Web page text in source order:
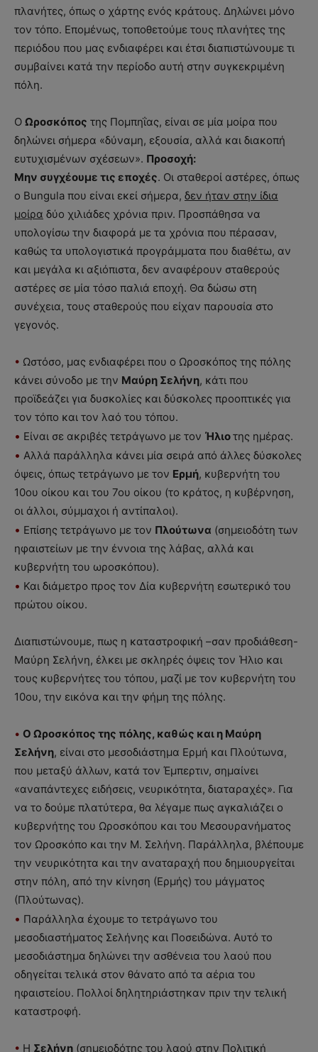
πλανήτες, όπως ο χάρτης ενός κράτους. Δηλώνει μόνο
τον τόπο. Επομένως, τοποθετούμε τους πλανήτες της
περιόδου που μας ενδιαφέρει και έτσι διαπιστώνουμε τι
συμβαίνει κατά την περίοδο αυτή στην συγκεκριμένη
πόλη.
Ο Ωροσκόπος της Πομπηΐας, είναι σε μία μοίρα που
δηλώνει σήμερα «δύναμη, εξουσία, αλλά και διακοπή
ευτυχισμένων σχέσεων». Προσοχή:
Μην συγχέουμε τις εποχές. Οι σταθεροί αστέρες, όπως
ο Bungula που είναι εκεί σήμερα, δεν ήταν στην ίδια
μοίρα δύο χιλιάδες χρόνια πριν. Προσπάθησα να
υπολογίσω την διαφορά με τα χρόνια που πέρασαν,
καθώς τα υπολογιστικά προγράμματα που διαθέτω, αν
και μεγάλα κι αξιόπιστα, δεν αναφέρουν σταθερούς
αστέρες σε μία τόσο παλιά εποχή. Θα δώσω στη
συνέχεια, τους σταθερούς που είχαν παρουσία στο
γεγονός.
• Ωστόσο, μας ενδιαφέρει που ο Ωροσκόπος της πόλης
κάνει σύνοδο με την Μαύρη Σελήνη, κάτι που
προϊδεάζει για δυσκολίες και δύσκολες προοπτικές για
τον τόπο και τον λαό του τόπου.
• Είναι σε ακριβές τετράγωνο με τον Ήλιοτης ημέρας.
• Αλλά παράλληλα κάνει μία σειρά από άλλες δύσκολες
όψεις, όπως τετράγωνο με τον Ερμή, κυβερνήτη του
10ου οίκου και του 7ου οίκου (το κράτος, η κυβέρνηση,
οι άλλοι, σύμμαχοι ή αντίπαλοι).
• Επίσης τετράγωνο με τον Πλούτωνα (σημειοδότη των
ηφαιστείων με την έννοια της λάβας, αλλά και
κυβερνήτη του ωροσκόπου).
• Και διάμετρο προς τον Δία κυβερνήτη εσωτερικό του
πρώτου οίκου.
Διαπιστώνουμε, πως η καταστροφική –σαν προδιάθεση-
Μαύρη Σελήνη, έλκει με σκληρές όψεις τον Ήλιο και
τους κυβερνήτες του τόπου, μαζί με τον κυβερνήτη του
10ου, την εικόνα και την φήμη της πόλης.
• Ο Ωροσκόπος της πόλης, καθώς και η Μαύρη
Σελήνη, είναι στο μεσοδιάστημα Ερμή και Πλούτωνα,
που μεταξύ άλλων, κατά τον Έμπερτιν, σημαίνει
«αναπάντεχες ειδήσεις, νευρικότητα, διαταραχές». Για
να το δούμε πλατύτερα, θα λέγαμε πως αγκαλιάζει ο
κυβερνήτης του Ωροσκόπου και του Μεσουρανήματος
τον Ωροσκόπο και την Μ. Σελήνη. Παράλληλα, βλέπουμε
την νευρικότητα και την αναταραχή που δημιουργείται
στην πόλη, από την κίνηση (Ερμής) του μάγματος
(Πλούτωνας).
• Παράλληλα έχουμε το τετράγωνο του
μεσοδιαστήματος Σελήνης και Ποσειδώνα. Αυτό το
μεσοδιάστημα δηλώνει την ασθένεια του λαού που
οδηγείται τελικά στον θάνατο από τα αέρια του
ηφαιστείου. Πολλοί δηλητηριάστηκαν πριν την τελική
καταστροφή.
• Η Σελήνη (σημειοδότης του λαού στην Πολιτική